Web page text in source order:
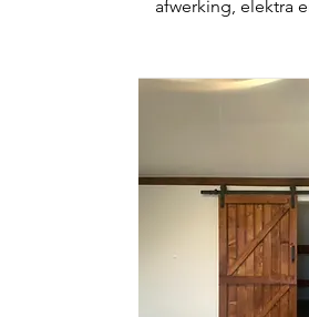
afwerking, elektra